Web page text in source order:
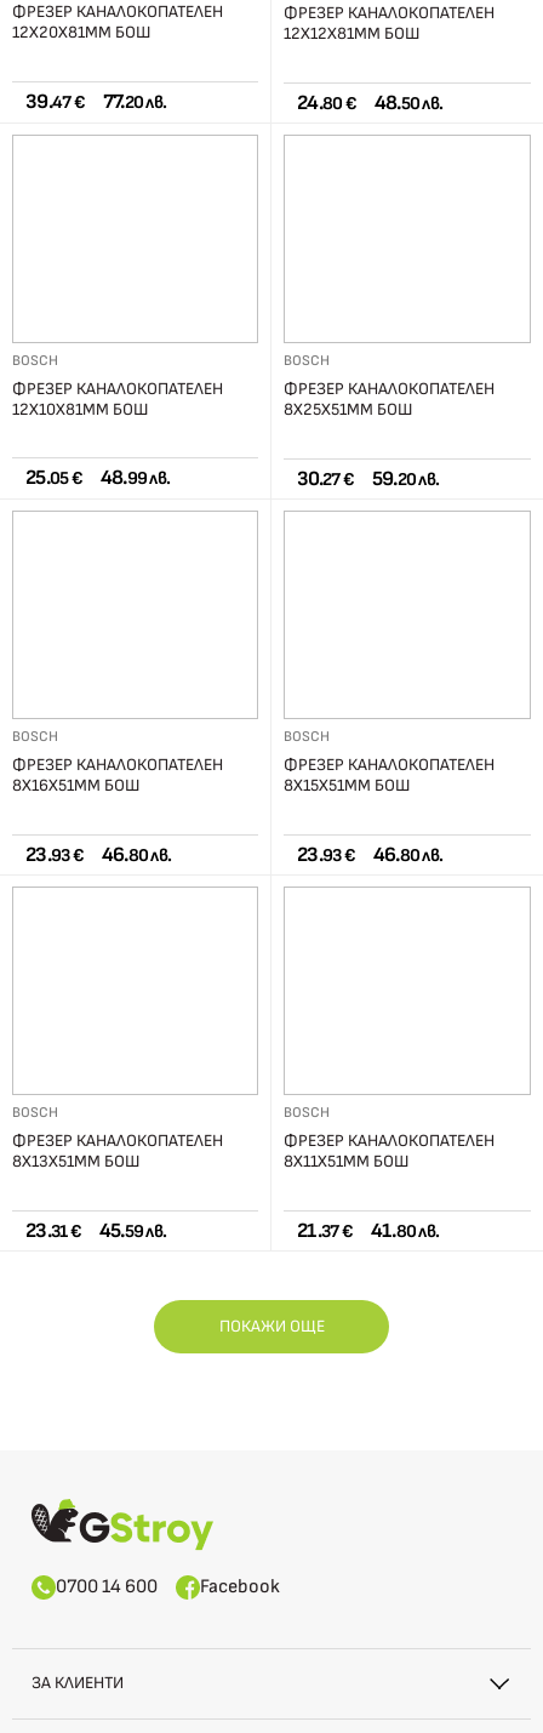
ФРЕЗЕР КАНАЛОКОПАТЕЛЕН
12Х20Х81ММ БОШ
39.47 € 77.20 лв.
ФРЕЗЕР КАНАЛОКОПАТЕЛЕН
12Х12Х81ММ БОШ
24.80 € 48.50 лв.
BOSCH
ФРЕЗЕР КАНАЛОКОПАТЕЛЕН
12Х10Х81ММ БОШ
25.05 € 48.99 лв.
BOSCH
ФРЕЗЕР КАНАЛОКОПАТЕЛЕН
8Х25Х51ММ БОШ
30.27 € 59.20 лв.
BOSCH
ФРЕЗЕР КАНАЛОКОПАТЕЛЕН
8Х16Х51ММ БОШ
23.93 € 46.80 лв.
BOSCH
ФРЕЗЕР КАНАЛОКОПАТЕЛЕН
8Х15Х51ММ БОШ
23.93 € 46.80 лв.
BOSCH
ФРЕЗЕР КАНАЛОКОПАТЕЛЕН
8Х13Х51ММ БОШ
23.31 € 45.59 лв.
BOSCH
ФРЕЗЕР КАНАЛОКОПАТЕЛЕН
8Х11Х51ММ БОШ
21.37 € 41.80 лв.
ПОКАЖИ ОЩЕ
0700 14 600 Facebook
ЗА КЛИЕНТИ